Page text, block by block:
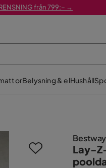
från 799:– →
Belysning & elHushåll
Bestway
Lay-